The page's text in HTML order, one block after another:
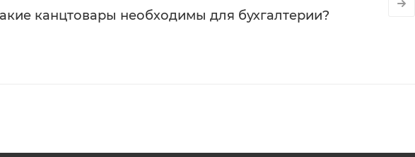
канцтовары необходимы для бухгалтерии?